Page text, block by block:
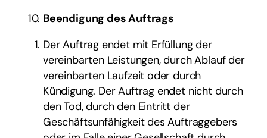
Beendigung des Auftrags
Der Auftrag endet mit Erfüllung der
vereinbarten Leistungen, durch Ablauf der
vereinbarten Laufzeit oder durch
Kündigung. Der Auftrag endet nicht durch
den Tod, durch den Eintritt der
Geschäftsunfähigkeit des Auftraggebers